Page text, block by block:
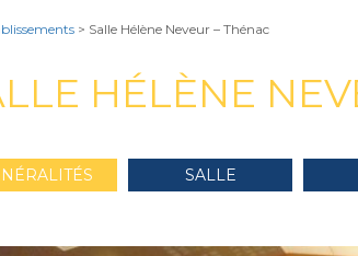
> Salle Hélène Neveur – Thénac
HÉLÈNE
SALLE